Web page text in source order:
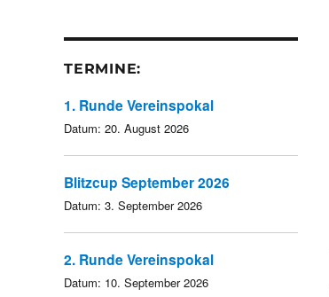
TERMINE:
1. Runde Vereinspokal
Datum: 20. August 2026
Blitzcup September 2026
Datum: 3. September 2026
2. Runde Vereinspokal
Datum: 10. September 2026